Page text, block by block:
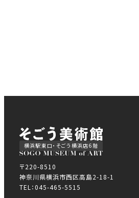
横浜駅東口・そごう横浜店6階
〒220-8510
神奈川県横浜市西区高島2-18-1
TEL：045-465-5515